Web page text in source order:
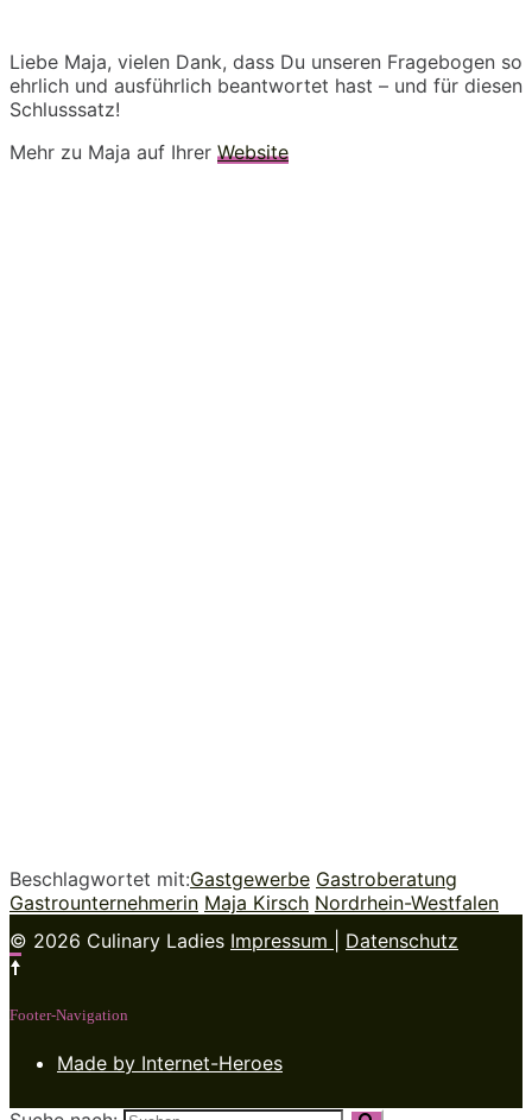
Liebe Maja, vielen Dank, dass Du unseren Fragebogen so
ehrlich und ausführlich beantwortet hast – und für diesen
Schlusssatz!
Mehr zu Maja auf Ihrer Website
Beschlagwortet mit:Gastgewerbe Gastroberatung
Gastrounternehmerin Maja Kirsch Nordrhein-Westfalen
© 2026 Culinary Ladies Impressum Datenschutz
Footer-Navigation
Made by Internet-Heroes